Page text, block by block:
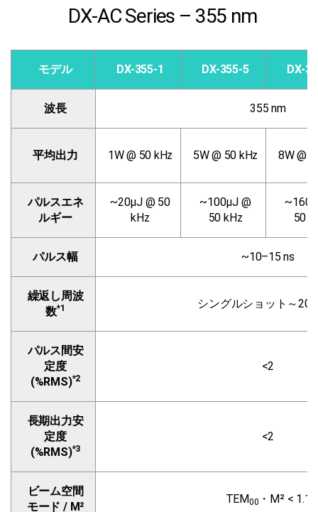
DX-AC Series – 355 nm
モデル DX-355-1 DX-355-5 DX-
波長 355 nm
平均出力 1W @ 50 kHz 5W @ 50 kHz 8W @
パルスエネ
ルギー
~20µJ @ 50
kHz
~100µJ @
50 kHz
50
パルス幅 ~10–15 ns
繰返し周波
数*1 シングルショット～
パルス間安
定度
(%RMS)*2
<2
長期出力安
定度
(%RMS)*3
<2
ビーム空間
モード / M²
TEM00 ・M² < 1.1